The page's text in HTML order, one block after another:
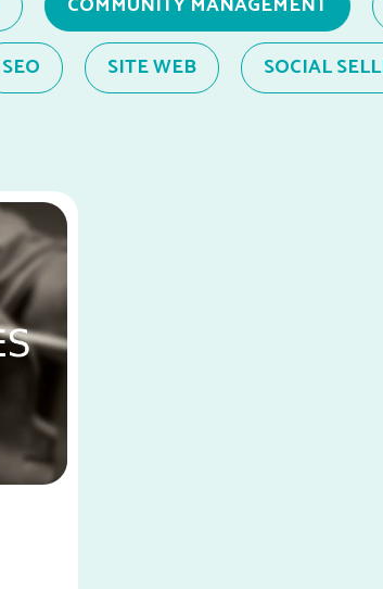
SEO SITE WEB SOCIAL